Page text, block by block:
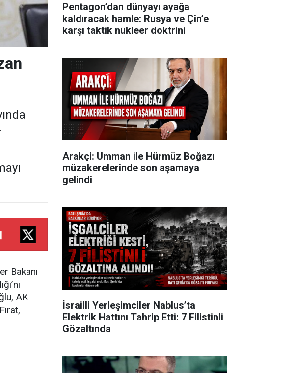
Bakanı
AK
Pentagon’dan dünyayı ayağa
kaldıracak hamle: Rusya ve Çin’e
karşı taktik nükleer doktrini
Arakçi: Umman ile Hürmüz Boğazı
müzakerelerinde son aşamaya
gelindi
İsrailli Yerleşimciler Nablus’ta
Elektrik Hattını Tahrip Etti: 7 Filistinli
Gözaltında